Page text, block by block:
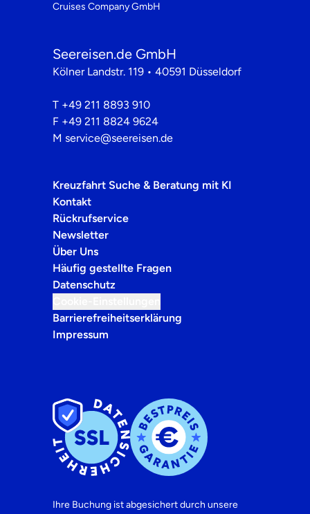
Cruises Company GmbH
Seereisen.de GmbH
Kölner Landstr. 119 • 40591 Düsseldorf
T +49 211 8893 910
F +49 211 8824 9624
M service@seereisen.de
Kreuzfahrt Suche & Beratung mit KI
Kontakt
Rückrufservice
Newsletter
Über Uns
Häufig gestellte Fragen
Datenschutz
Barrierefreiheitserklärung
Impressum
Ihre Buchung ist abgesichert durch unsere